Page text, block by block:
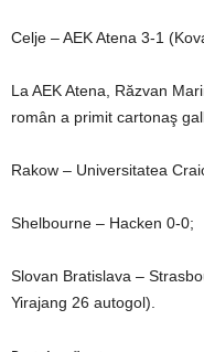
Celje – AEK Atena 3-1
La AEK Atena, Răzvan
român a primit cartonaş
Rakow – Universitatea
Shelbourne – Hacken 0-0;
Slovan Bratislava –
Yirajang 26 autogol).